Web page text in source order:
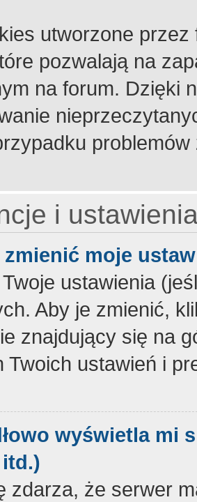
utworzone
pozwalają na
na forum. Dzięki
i
moje
ustawienia
Aby je zmienić,
znajdujący się na
Twoich ustawień i
wyświetla mi
zdarza, że serwer